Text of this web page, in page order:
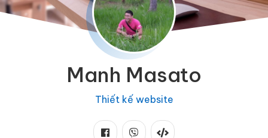
Manh Masato
Thiết kế website